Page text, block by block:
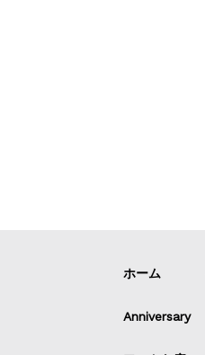
ホーム
Anniversary